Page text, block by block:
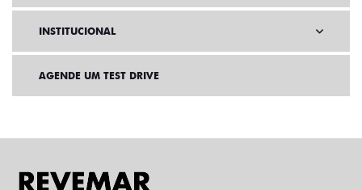
INSTITUCIONAL
AGENDE UM TEST DRIVE